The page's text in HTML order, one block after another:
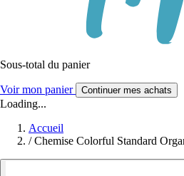
Sous-total du panier
Voir mon panier Continuer mes achats
Loading...
Accueil
/ Chemise Colorful Standard